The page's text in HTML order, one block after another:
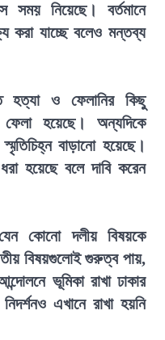
সময় নিয়েছে। বর্তমানে
করা যাচ্ছে বলেও মন্তব্য
হত্যা ও ফেলানির কিছু
হয়েছে। অন্যদিকে
বাড়ানো হয়েছে।
হয়েছে বলে দাবি করেন
কোনো দলীয় বিষয়কে
বিষয়গুলোই গুরুত্ব পায়,
ভূমিকা রাখা ঢাকার
এখানে রাখা হয়নি